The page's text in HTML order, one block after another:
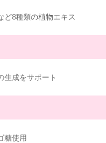
ど8種類の植物エキス
生成をサポート
糖使用